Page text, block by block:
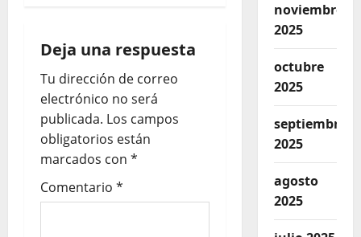
Deja una respuesta
Tu dirección de correo
electrónico no será
publicada. Los campos
obligatorios están
marcados con *
Comentario *
noviembre
2025
octubre
2025
septiembre
2025
agosto
2025